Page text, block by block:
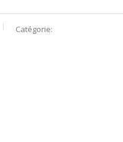
Catégorie: